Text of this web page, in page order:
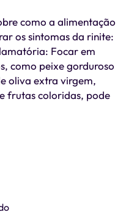
como a alimentação
os sintomas da rinite:
Focar em
como peixe gorduroso
oliva extra virgem,
frutas coloridas, pode